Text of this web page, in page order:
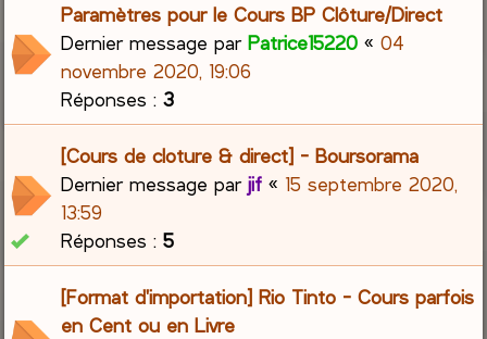
Paramètres pour le Cours BP Clôture/Direct
Dernier message parPatrice15220 «04
novembre 2020, 19:06
Réponses :3
[Cours de cloture & direct] - Boursorama
Dernier message parjif « 15 septembre 2020,
13:59
Réponses :5
[Format d'importation] Rio Tinto - Cours parfois
en Cent ou en Livre